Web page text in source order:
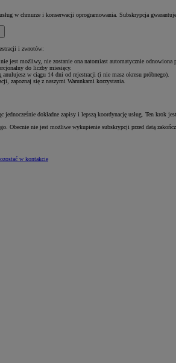
w chmurze i konserwacji oprogramowania. Subskrypcja
i zwrotów:
jest możliwy, nie zostanie ona natomiast automatycznie odnowiona
do liczby miesięcy.
w ciągu 14 dni od rejestracji (i nie masz okresu próbnego).
zapoznaj się z naszymi Warunkami korzystania.
dokładne zapisy i lepszą koordynację usług. Ten krok
Obecnie nie jest możliwe wykupienie subskrypcji przed datą
w kontakcie